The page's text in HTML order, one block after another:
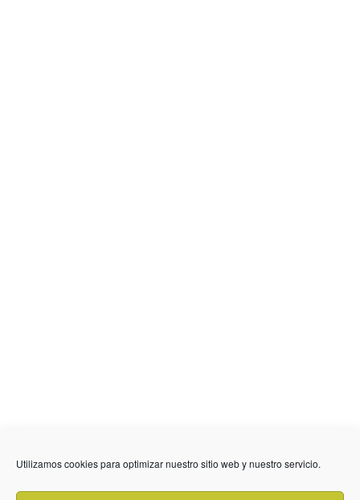
Utilizamos cookies para optimizar nuestro sitio web y nuestro servicio.
636 01 61 85
Fuente Palmera
info @ fuentepalmerainformacion.es